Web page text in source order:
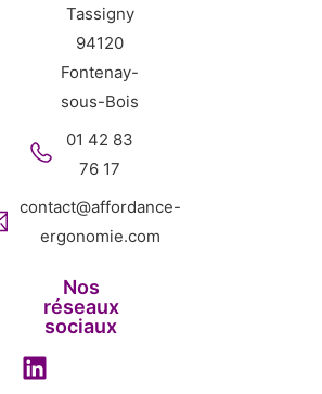
Tassigny
94120
Fontenay-
sous-Bois
01 42 83
76 17
contact@affordance-
ergonomie.com
Nos
réseaux
sociaux